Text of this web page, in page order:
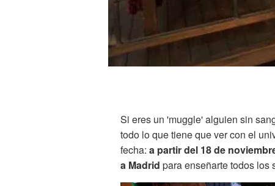
Si eres un 'muggle' alguien sin
todo lo que tiene que ver con el
fecha: a partir del 18 de
a Madrid para enseñarte todos los